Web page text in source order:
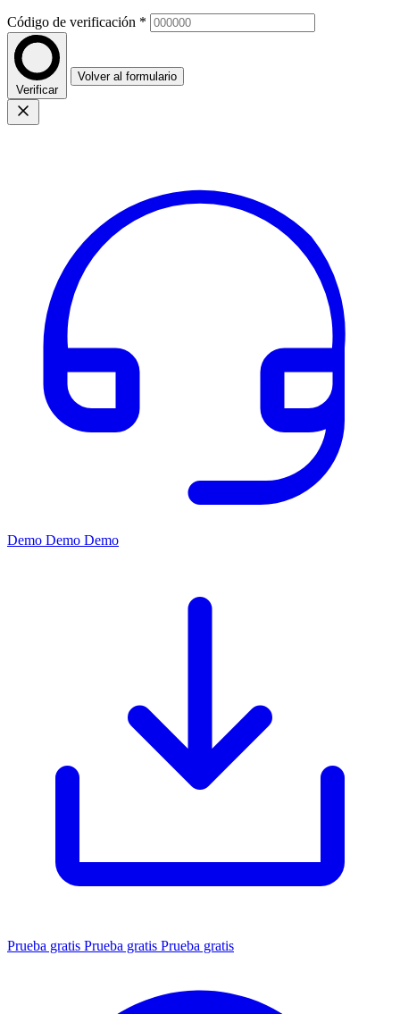
Código de verificación *
Verificar
Volver al formulario
Demo Demo Demo
Prueba gratis Prueba gratis Prueba gratis